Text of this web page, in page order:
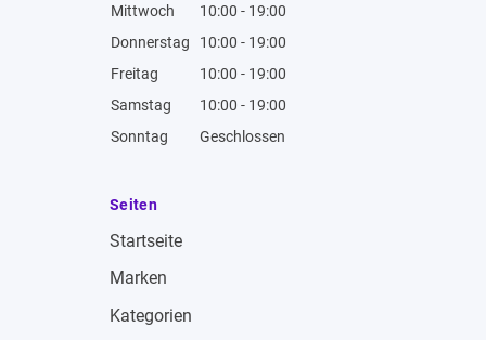
Mittwoch
10:00 - 19:00
Donnerstag
10:00 - 19:00
Freitag
10:00 - 19:00
Samstag
10:00 - 19:00
Sonntag
Geschlossen
Seiten
Startseite
Marken
Kategorien